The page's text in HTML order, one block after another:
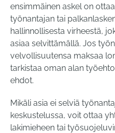
ensimmäinen askel on
työnantajan tai
hallinnollisesta virheestä,
asiaa selvittämällä. Jos
velvollisuutensa maksaa
tarkistaa oman alan
ehdot.
Mikäli asia ei selviä
keskustelussa, voit ottaa
lakimieheen tai